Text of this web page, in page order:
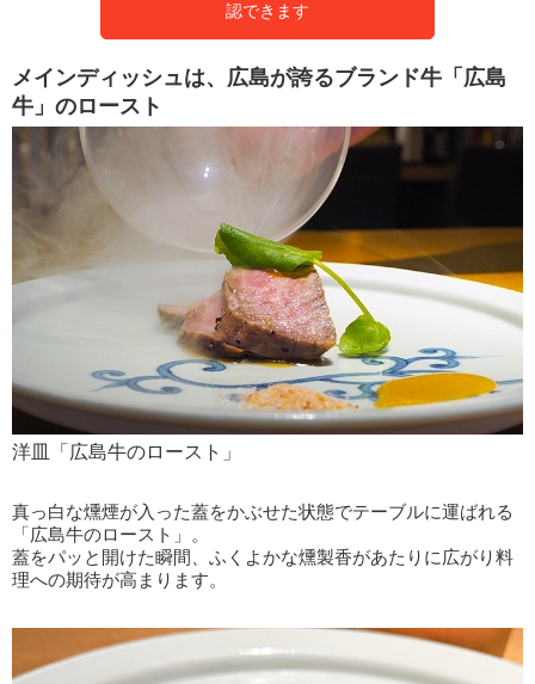
認できます
メインディッシュは、広島が誇るブランド牛「広島
牛」のロースト
洋皿「広島牛のロースト」
真っ白な燻煙が入った蓋をかぶせた状態でテーブルに運ばれる
「広島牛のロースト」。
蓋をパッと開けた瞬間、ふくよかな燻製香があたりに広がり料
理への期待が高まります。